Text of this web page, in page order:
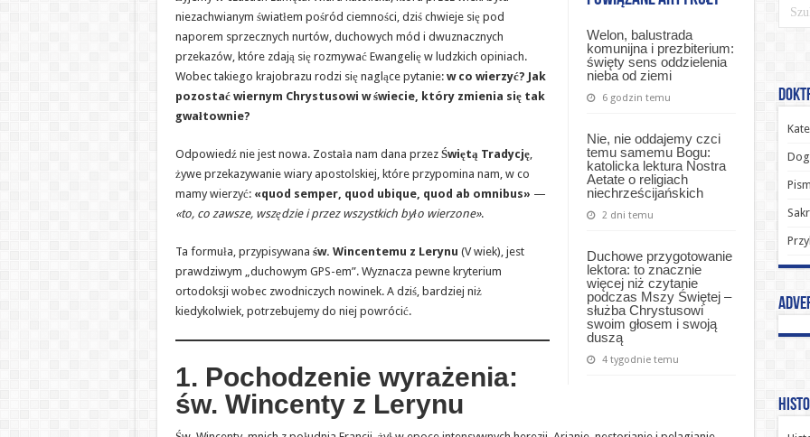
Welon, balustrada
komunijna i prezbiterium:
święty sens oddzielenia
nieba od ziemi
6 godzin temu
Nie, nie oddajemy czci
temu samemu Bogu:
katolicka lektura Nostra
Aetate o religiach
niechrześcijańskich
2 dni temu
Duchowe przygotowanie
lektora: to znacznie
więcej niż czytanie
podczas Mszy Świętej –
służba Chrystusowi
swoim głosem i swoją
duszą
4 tygodnie temu
niezachwianym światłem pośród ciemności, dziś chwieje się pod
naporem sprzecznych nurtów, duchowych mód i dwuznacznych
przekazów, które zdają się rozmywać Ewangelię w ludzkich opiniach.
Wobec takiego krajobrazu rodzi się naglące pytanie: w co wierzyć? Jak
pozostać wiernym Chrystusowi w świecie, który zmienia się tak
gwałtownie?
Odpowiedź nie jest nowa. Została nam dana przez Świętą Tradycję,
żywe przekazywanie wiary apostolskiej, które przypomina nam, w co
mamy wierzyć: «quod semper, quod ubique, quod ab omnibus» —
«to, co zawsze, wszędzie i przez wszystkich było wierzone».
Ta formuła, przypisywana św. Wincentemu z Lerynu (V wiek), jest
prawdziwym „duchowym GPS-em”. Wyznacza pewne kryterium
ortodoksji wobec zwodniczych nowinek. A dziś, bardziej niż
kiedykolwiek, potrzebujemy do niej powrócić.
1. Pochodzenie wyrażenia:
św. Wincenty z Lerynu